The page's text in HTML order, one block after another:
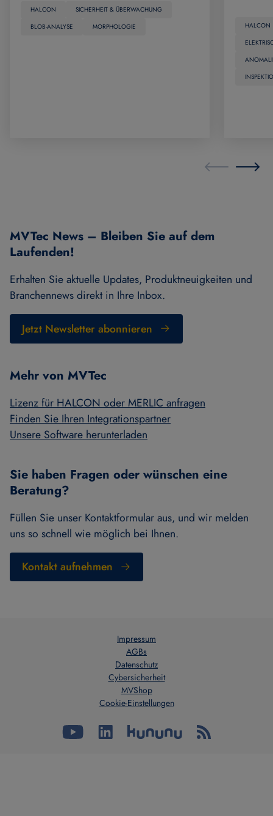
HALCON
SICHERHEIT & ÜBERWACHUNG
BLOB-ANALYSE
MORPHOLOGIE
HALCON
MVTec News – Bleiben Sie auf dem
Laufenden!
Erhalten Sie aktuelle Updates, Produktneuigkeiten und
Branchennews direkt in Ihre Inbox.
Jetzt Newsletter abonnieren
Mehr von MVTec
Lizenz für HALCON oder MERLIC anfragen
Finden Sie Ihren Integrationspartner
Unsere Software herunterladen
Sie haben Fragen oder wünschen eine
Beratung?
Füllen Sie unser Kontaktformular aus, und wir melden
uns so schnell wie möglich bei Ihnen.
Kontakt aufnehmen
Impressum
AGBs
Datenschutz
Cybersicherheit
MVShop
Cookie-Einstellungen